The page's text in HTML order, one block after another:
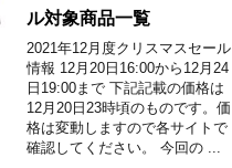
ル対象商品一覧
2021年12月度クリスマスセール
情報 12月20日16:00から12月24
日19:00まで 下記記載の価格は
12月20日23時頃のものです。価
格は変動しますので各サイトで
確認してください。 今回の ...